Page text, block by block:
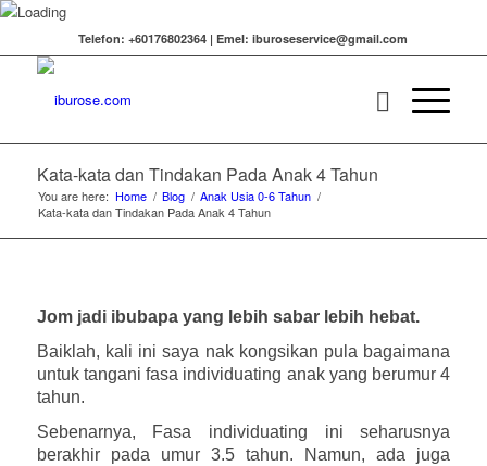
Telefon: +60176802364 | Emel: iburoseservice@gmail.com
Kata-kata dan Tindakan Pada Anak 4 Tahun
You are here: Home / Blog / Anak Usia 0-6 Tahun /
Kata-kata dan Tindakan Pada Anak 4 Tahun
Jom jadi ibubapa yang lebih sabar lebih hebat.
Baiklah, kali ini saya nak kongsikan pula bagaimana
untuk tangani fasa individuating anak yang berumur 4
tahun.
Sebenarnya, Fasa individuating ini seharusnya
berakhir pada umur 3.5 tahun. Namun, ada juga